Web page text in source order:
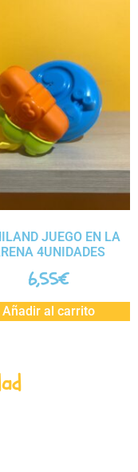
JUEGO EN LA
4UNIDADES
6,55€
Añadir al carrito